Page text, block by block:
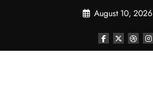
August 10, 2026